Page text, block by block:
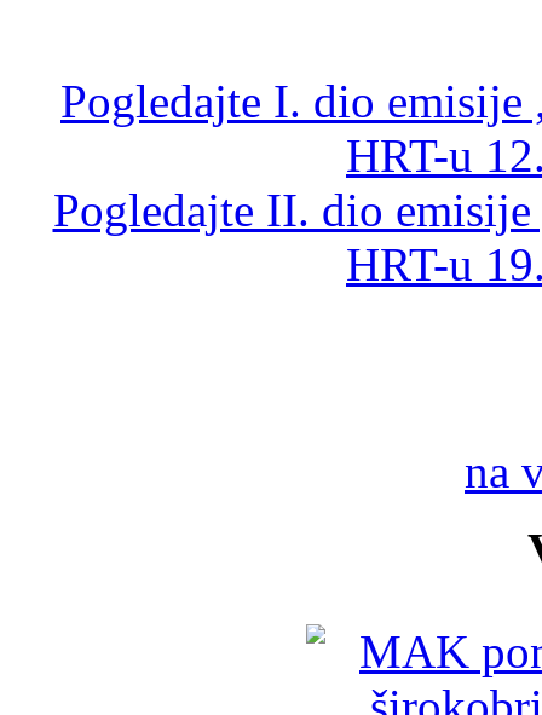
Pogledajte I. dio emisije
HRT-u
Pogledajte II. dio
HRT-u
na